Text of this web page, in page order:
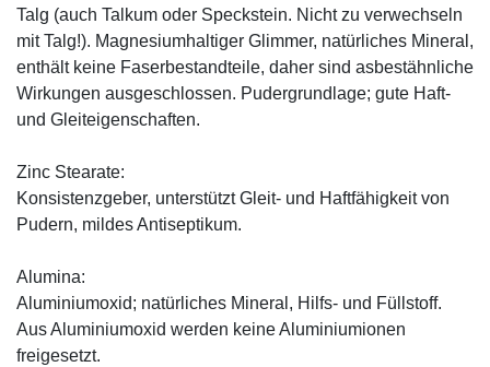
Talg (auch Talkum oder Speckstein. Nicht zu verwechseln
mit Talg!). Magnesiumhaltiger Glimmer, natürliches Mineral,
enthält keine Faserbestandteile, daher sind asbestähnliche
Wirkungen ausgeschlossen. Pudergrundlage; gute Haft-
und Gleiteigenschaften.
Zinc Stearate:
Konsistenzgeber, unterstützt Gleit- und Haftfähigkeit von
Pudern, mildes Antiseptikum.
Alumina:
Aluminiumoxid; natürliches Mineral, Hilfs- und Füllstoff.
Aus Aluminiumoxid werden keine Aluminiumionen
freigesetzt.